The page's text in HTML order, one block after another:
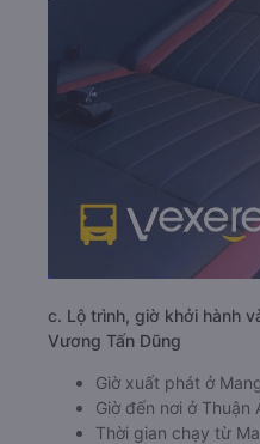
c. Lộ trình, giờ khởi hành
Vương Tấn Dũng
Giờ xuất phát ở
Giờ đến nơi ở
Thời gian chạy từ